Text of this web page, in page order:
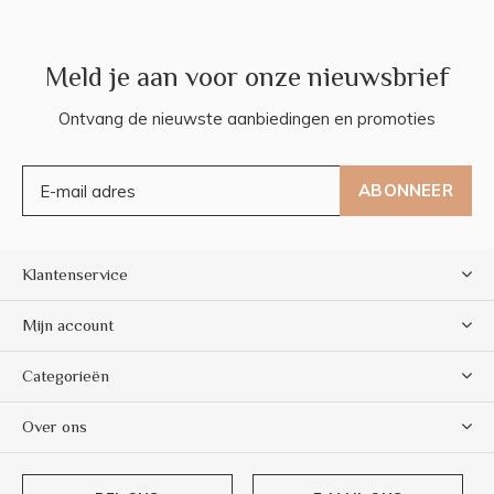
Meld je aan voor onze nieuwsbrief
Ontvang de nieuwste aanbiedingen en promoties
ABONNEER
Klantenservice
Mijn account
Categorieën
Over ons